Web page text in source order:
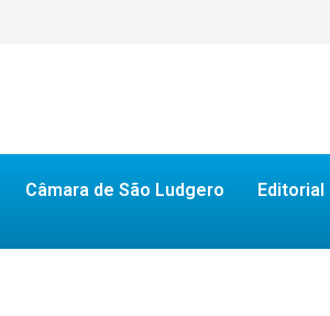
Câmara de São Ludgero Editorial